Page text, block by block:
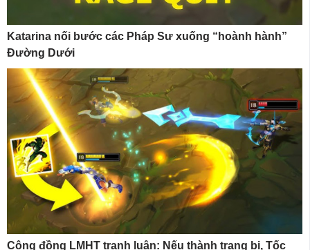
Katarina nối bước các Pháp Sư xuống “hoành hành”
Đường Dưới
Cộng đồng LMHT tranh luận: Nếu thành trang bị, Tốc